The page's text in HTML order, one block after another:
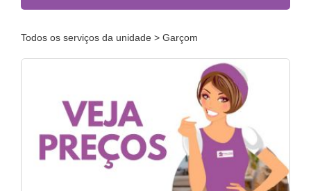
Todos os serviços da unidade > Garçom